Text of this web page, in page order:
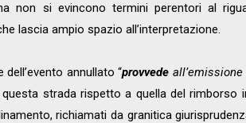
non si evincono termini perentori al
lascia ampio spazio all’interpretazione.
annullato “provvede
questa strada rispetto a quella del rimborso
richiamati da granitica